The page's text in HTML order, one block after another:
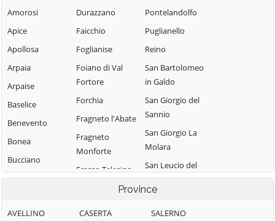
Amorosi
Apice
Apollosa
Arpaia
Arpaise
Baselice
Benevento
Bonea
Bucciano
Buonalbergo
Campolattaro
Durazzano
Faicchio
Foglianise
Foiano di Val
Fortore
Forchia
Fragneto l'Abate
Fragneto
Monforte
Frasso Telesino
Ginestra degli
Pontelandolfo
Puglianello
Reino
San Bartolomeo
in Galdo
San Giorgio del
Sannio
San Giorgio La
Molara
San Leucio del
Sannio
San Lorenzo
Province
AVELLINO
CASERTA
SALERNO